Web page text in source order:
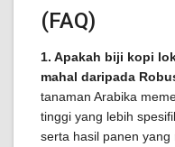
(FAQ)
1. Apakah biji kopi
mahal daripada
tanaman Arabika
tinggi yang lebih
serta hasil panen